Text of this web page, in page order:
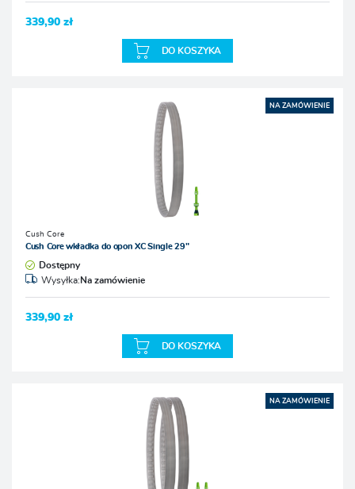
339,90 zł
DO KOSZYKA
NA ZAMÓWIENIE
Cush Core
Cush Core wkładka do opon XC Single 29"
Dostępny
Wysyłka:Na zamówienie
339,90 zł
DO KOSZYKA
NA ZAMÓWIENIE